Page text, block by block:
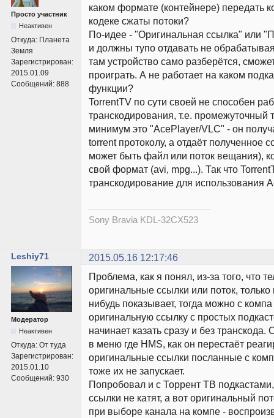
Просто участник
Неактивен
Откуда: Планета
Земля
Зарегистрирован:
2015.01.09
Сообщений: 888
каком формате (контейнере) передать
кодеке сжаты потоки?
По-идее - "Оригинальная ссылка" или
и должны тупо отдавать не
там устройство само разберётся,
проиграть. А не работает на каком
функции?
TorrentTV по сути своей не способен
транскодирования, т.е. промежуточный
минимум это "AcePlayer/VLC" - он
torrent протоколу, а отдаёт полученное
может быть файл или поток вещания),
свой формат (avi, mpg...). Так что
транскодирование для использования
Sony Bravia KDL-32CX523
Leshiy71 2015.05.16 12:17:46
Модератор
Неактивен
Откуда: От туда
Зарегистрирован:
2015.01.10
Сообщений: 930
Проблема, как я понял, из-за того, что
оригинальные ссылки или поток, только
нибудь показывает, тогда можно с
оригинальную ссылку с простых
начинает казать сразу и без транскода.
в меню где HMS, как он перестаёт
оригинальные ссылки посланные с
тоже их не запускает.
Попробовал и с Торрент ТВ
ссылки не катят, а вот оригинальный
при выборе канала на компе -